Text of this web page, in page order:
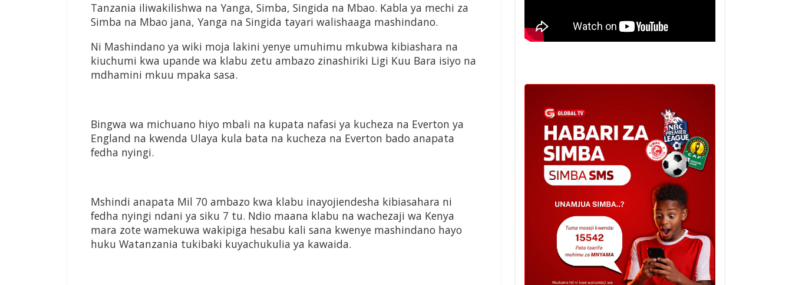
Tanzania iliwakilishwa na Yanga, Simba, Singida na Mbao. Kabla ya mechi za
Simba na Mbao jana, Yanga na Singida tayari walishaaga mashindano.
Ni Mashindano ya wiki moja lakini yenye umuhimu mkubwa kibiashara na
kiuchumi kwa upande wa klabu zetu ambazo zinashiriki Ligi Kuu Bara isiyo na
mdhamini mkuu mpaka sasa.
Bingwa wa michuano hiyo mbali na kupata nafasi ya kucheza na Everton ya
England na kwenda Ulaya kula bata na kucheza na Everton bado anapata
fedha nyingi.
Mshindi anapata Mil 70 ambazo kwa klabu inayojiendesha kibiasahara ni
fedha nyingi ndani ya siku 7 tu. Ndio maana klabu na wachezaji wa Kenya
mara zote wamekuwa wakipiga hesabu kali sana kwenye mashindano hayo
huku Watanzania tukibaki kuyachukulia ya kawaida.